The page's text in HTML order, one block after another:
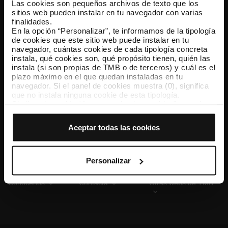
Las cookies son pequeños archivos de texto que los
sitios web pueden instalar en tu navegador con varias
finalidades.
En la opción “Personalizar”, te informamos de la tipología
de cookies que este sitio web puede instalar en tu
navegador, cuántas cookies de cada tipología concreta
instala, qué cookies son, qué propósito tienen, quién las
instala (si son propias de TMB o de terceros) y cuál es el
plazo máximo en el que quedan instaladas en tu
navegador. Si el panel de cookies muestra (0), significa
que no instala ninguna cookie de esta tipología.
que todas estas cookies se instalen en tu navegador.
tipología de cookies permite indicar si quieres que se
instalen o no las cookies de esa clase.
Una vez que hayas marcado tus preferencias, debes
hacer clic en “Seleccionar y configurar”. Así se instalarán
previamente. Te sugerimos que selecciones las cookies
de personalización, porque permiten recordar tus
opciones de navegación (como el idioma) y mejoran tu
Aceptar todas las cookies
Personalizar
TMB App
Descárgate TMB App y compra tus billetes
App Store Google Play
Conócenos Contacta Otras webs de TMB